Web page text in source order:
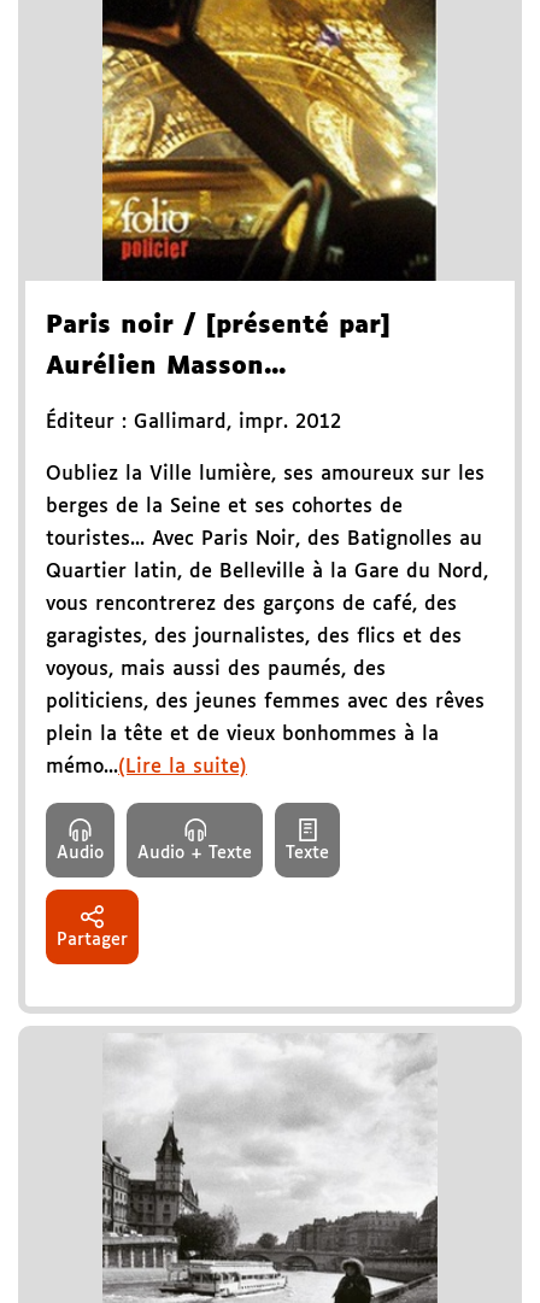
Paris noir / [présenté par]
Aurélien Masson...
Éditeur : Gallimard , impr. 2012
Oubliez la Ville lumière, ses amoureux sur les
berges de la Seine et ses cohortes de
touristes... Avec Paris Noir, des Batignolles au
Quartier latin, de Belleville à la Gare du Nord,
vous rencontrerez des garçons de café, des
garagistes, des journalistes, des flics et des
voyous, mais aussi des paumés, des
politiciens, des jeunes femmes avec des rêves
plein la tête et de vieux bonhommes à la
mémo...(Lire la suite)
Audio Audio + Texte Texte
Partager